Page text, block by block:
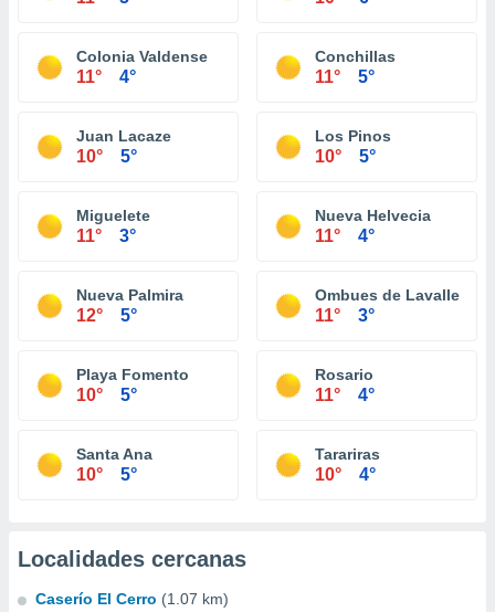
Colonia Valdense
11° 4°
Conchillas
11° 5°
Juan Lacaze
10° 5°
Los Pinos
10° 5°
Miguelete
11° 3°
Nueva Helvecia
11° 4°
Nueva Palmira
12° 5°
Ombues de Lavalle
11° 3°
Playa Fomento
10° 5°
Rosario
11° 4°
Santa Ana
10° 5°
Tarariras
10° 4°
Localidades cercanas
Caserío El Cerro (1.07 km)